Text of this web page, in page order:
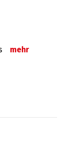
mehr